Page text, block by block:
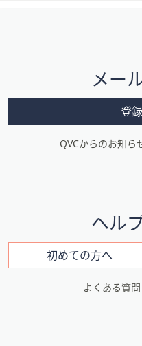
メ
ニ
ン
メー
登
QVCからのお知ら
ヘル
初めての方へ
よくある質問